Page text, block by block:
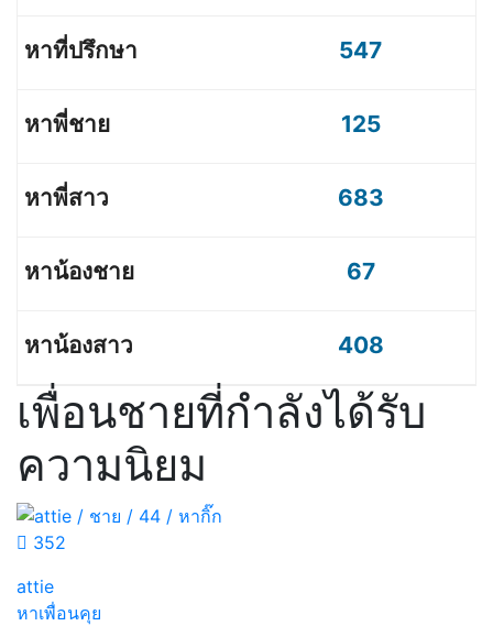
547
125
683
67
408
เพื่อนชายที่กำลังได้รับ
ความนิยม
352
attie
หาเพื่อนคุย